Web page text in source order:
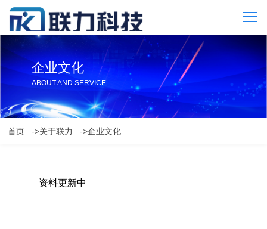
企业文化
ABOUT AND SERVICE
首页 ->关于联力 ->企业文化
资料更新中